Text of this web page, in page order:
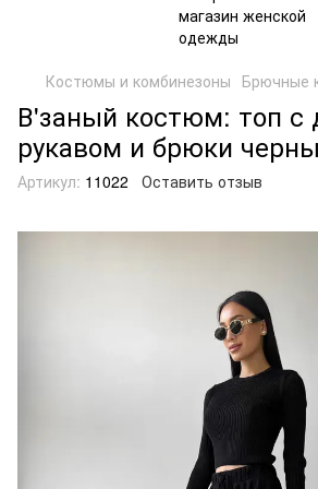
Костюмы и комбинезоны Брючные
В'заный костюм: топ
рукавом и брюки
Артикул: 11022 Оставить отзыв